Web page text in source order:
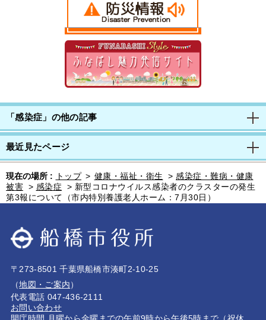
「感染症」の他の記事
最近見たページ
現在の場所 : トップ > 健康・福祉・衛生 > 感染症・難病・健康
被害 > 感染症 > 新型コロナウイルス感染者のクラスターの発生
第3報について（市内特別養護老人ホーム：7月30日）
〒273-8501 千葉県船橋市湊町2-10-25
（地図・ご案内）
代表電話 047-436-2111
お問い合わせ
開庁時間 月曜から金曜までの午前9時から午後5時まで（祝休